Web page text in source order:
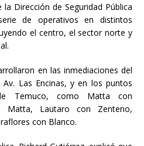
Dirección de Seguridad Pública
de operativos en distintos
el centro, el sector norte y
en las inmediaciones del
Av. Las Encinas, y en los puntos
Temuco, como Matta con
Matta, Lautaro con Zenteno,
con Blanco.